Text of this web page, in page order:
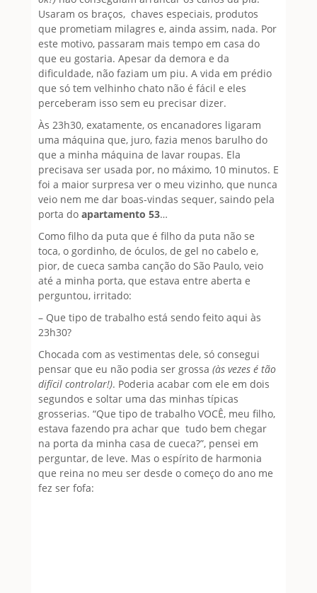
Usaram os braços, chaves especiais, produtos
que prometiam milagres e, ainda assim, nada. Por
este motivo, passaram mais tempo em casa do
que eu gostaria. Apesar da demora e da
dificuldade, não faziam um piu. A vida em prédio
que só tem velhinho chato não é fácil e eles
perceberam isso sem eu precisar dizer.
Às 23h30, exatamente, os encanadores ligaram
uma máquina que, juro, fazia menos barulho do
que a minha máquina de lavar roupas. Ela
precisava ser usada por, no máximo, 10 minutos. E
foi a maior surpresa ver o meu vizinho, que nunca
veio nem me dar boas-vindas sequer, saindo pela
porta do apartamento 53…
Como filho da puta que é filho da puta não se
toca, o gordinho, de óculos, de gel no cabelo e,
pior, de cueca samba canção do São Paulo, veio
até a minha porta, que estava entre aberta e
perguntou, irritado:
– Que tipo de trabalho está sendo feito aqui às
23h30?
Chocada com as vestimentas dele, só consegui
pensar que eu não podia ser grossa (às vezes é tão
difícil controlar!). Poderia acabar com ele em dois
segundos e soltar uma das minhas típicas
grosserias. “Que tipo de trabalho VOCÊ, meu filho,
estava fazendo pra achar que tudo bem chegar
na porta da minha casa de cueca?”, pensei em
perguntar, de leve. Mas o espírito de harmonia
que reina no meu ser desde o começo do ano me
fez ser fofa: